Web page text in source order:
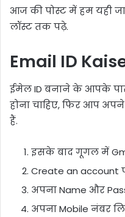
आज की पोस्ट में हम यही
लॉस्ट तक पढ़े.
Email ID
ईमेल ID बनाने के आपके
होना चाहिए, फिर आप
हैं.
इसके बाद गूगल में
Create an
अपना Name और
अपना Mobile नंबर